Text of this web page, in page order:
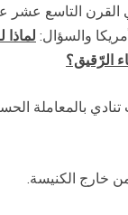
القرن التاسع عشر
والسؤال: لماذا
الرّقيق؟
بالمعاملة
خارج الكنيسة.